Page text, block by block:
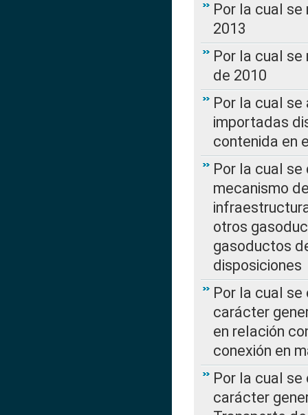
Por la cual se
2013
Por la cual se
de 2010
Por la cual
importadas
contenida en
Por la cual se
mecanismo
otros
gasoductos
disposiciones
Por la cual
carácter
en relación
conexión en
Por la cual
carácter